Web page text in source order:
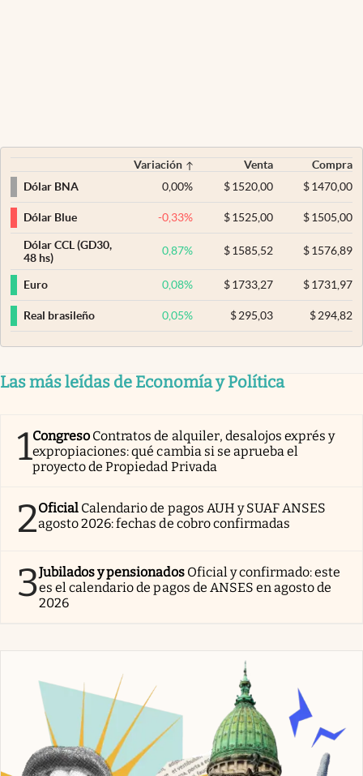
Variación Venta
Compra
Dólar BNA
0,00% $ 1520,00 $1470,00
Dólar Blue -0,33% $ 1525,00 $1505,00
Dólar CCL (GD30,
48 hs)
0,87% $ 1585,52 $1576,89
Euro 0,08% $ 1733,27 $1731,97
Real brasileño 0,05% $ 295,03 $294,82
Las más leídas de Economía y Política
1Congreso Contratos de alquiler, desalojos exprés y
expropiaciones: qué cambia si se aprueba el
proyecto de Propiedad Privada
2Oficial Calendario de pagos AUH y SUAF ANSES
agosto 2026: fechas de cobro confirmadas
3Jubilados y pensionados Oficial y confirmado: este
es el calendario de pagos de ANSES en agosto de
2026